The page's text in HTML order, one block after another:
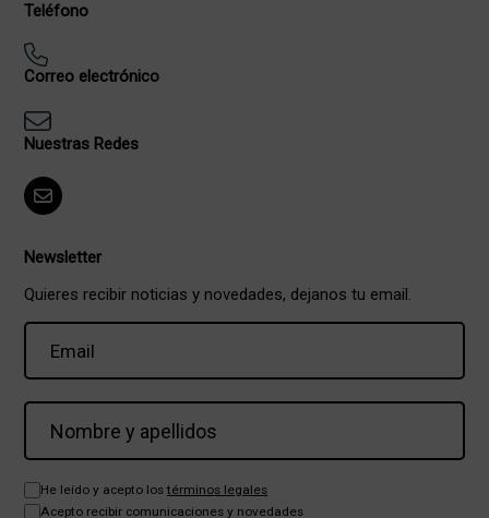
Teléfono
Correo electrónico
Nuestras Redes
Newsletter
Quieres recibir noticias y novedades, dejanos tu email.
He leído y acepto los términos legales
Acepto recibir comunicaciones y novedades